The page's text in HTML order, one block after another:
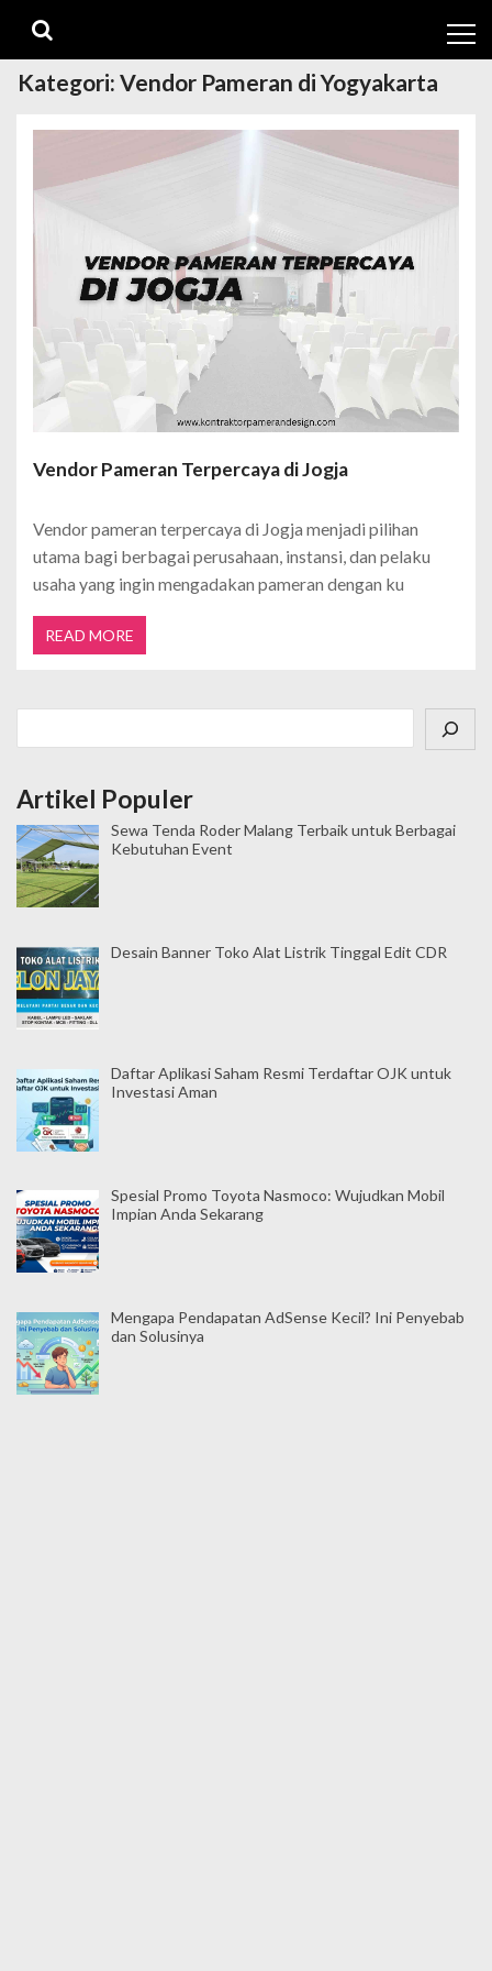
navigation
content
Kategori:Vendor Pameran di Yogyakarta
Vendor Pameran Terpercaya di Jogja
Vendor pameran terpercaya di Jogja menjadi pilihan
utama bagi berbagai perusahaan, instansi, dan pelaku
usaha yang ingin mengadakan pameran dengan ku
READ MORE
Artikel Populer
Sewa Tenda Roder Malang Terbaik untuk Berbagai
Kebutuhan Event
Desain Banner Toko Alat Listrik Tinggal Edit CDR
Daftar Aplikasi Saham Resmi Terdaftar OJK untuk
Investasi Aman
Spesial Promo Toyota Nasmoco: Wujudkan Mobil
Impian Anda Sekarang
Mengapa Pendapatan AdSense Kecil? Ini Penyebab
dan Solusinya